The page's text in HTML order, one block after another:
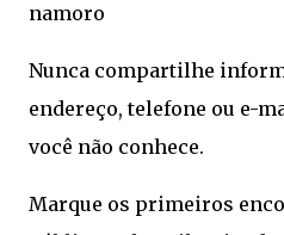
namoro
Nunca compartilhe
endereço, telefone ou e-
você não conhece.
Marque os primeiros